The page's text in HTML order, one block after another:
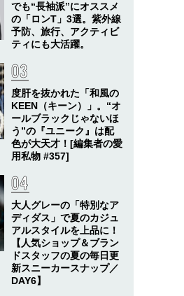
でも“長袖派”にオススメ
の「ロンT」3選。紫外線
予防、旅行、アクティビ
ティにも大活躍。
度肝を抜かれた「和風の
KEEN（キーン）」。“オ
ールブラックじゃないほ
う”の『ユニーク』は配
色が大天才！[編集者の愛
用私物 #357]
大人グレーの「特別なア
ディダス」で夏のカジュ
アルスタイルを上品に！
【人気ショップ＆ブラン
ドスタッフの夏の毎日更
新スニーカースナップ／
DAY6】